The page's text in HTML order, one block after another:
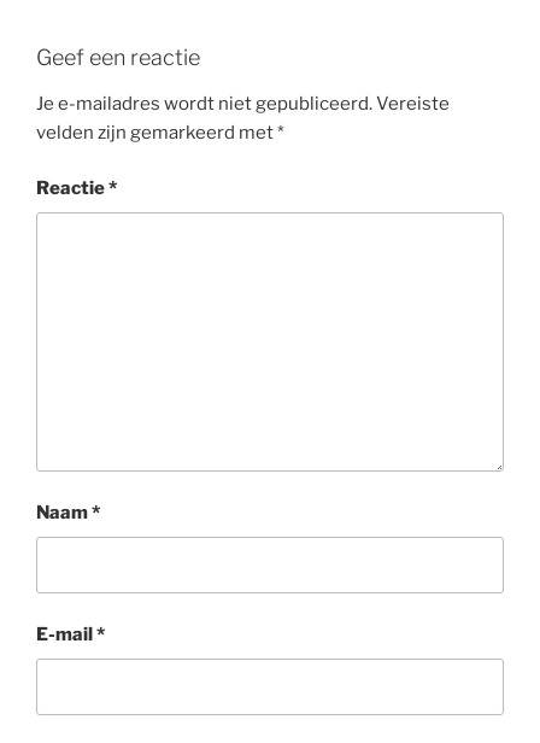
Geef een reactie
Je e-mailadres wordt niet gepubliceerd.Vereiste
velden zijn gemarkeerd met*
Reactie*
Naam*
E-mail*